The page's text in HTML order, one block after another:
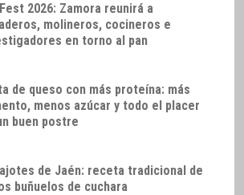
2026: Zamora reunirá a
molineros, cocineros e
en torno al pan
de queso con más proteína: más
menos azúcar y todo el placer
buen postre
de Jaén: receta tradicional de
buñuelos de cuchara